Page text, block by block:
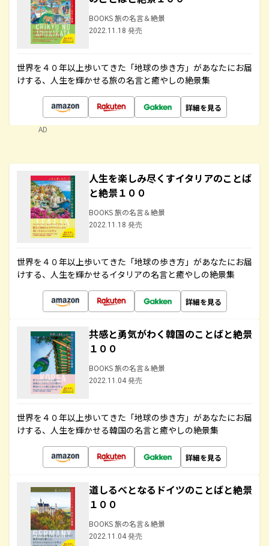
BOOKS 旅の名言＆絶景
2022.11.18 発売
世界を４０年以上歩いてきた「地球の歩き方」があなたにお届
けする、人生を輝かせる旅の名言と癒やしの絶景集
詳細を見る
AD
人生を楽しみ尽くすイタリアのことば
と絶景１００
BOOKS 旅の名言＆絶景
2022.11.18 発売
世界を４０年以上歩いてきた「地球の歩き方」があなたにお届
けする、人生を輝かせるイタリアの名言と癒やしの絶景集
詳細を見る
共感と勇気がわく韓国のことばと絶景
１００
BOOKS 旅の名言＆絶景
2022.11.04 発売
世界を４０年以上歩いてきた「地球の歩き方」があなたにお届
けする、人生を輝かせる韓国の名言と癒やしの絶景集
詳細を見る
道しるべとなるドイツのことばと絶景
１００
BOOKS 旅の名言＆絶景
2022.11.04 発売